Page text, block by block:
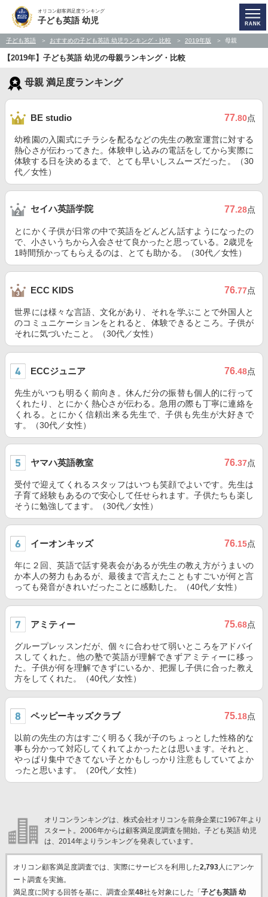
オリコン顧客満足度ランキング
子ども英語 幼児
子ども英語 おすすめの子ども英語 幼児ランキング・比較 2019年版 母親
【2019年】子ども英語 幼児の母親ランキング・比較
母親 満足度ランキング
BE studio 77.80点
幼稚園の入園式にチラシを配るなどの先生の教室運営に対する
熱心さが伝わってきた。体験申し込みの電話をしてから実際に
体験する日を決めるまで、とても早いしスムーズだった。（30
代／女性）
セイハ英語学院 77.28点
とにかく子供が日常の中で英語をどんどん話すようになったの
で、小さいうちから入会させて良かったと思っている。2歳児を
1時間預かってもらえるのは、とても助かる。（30代／女性）
ECC KIDS 76.77点
世界には様々な言語、文化があり、それを学ぶことで外国人と
のコミュニケーションをとれると、体験できるところ。子供が
それに気づいたこと。（30代／女性）
ECCジュニア 76.48点
先生がいつも明るく前向き。休んだ分の振替も個人的に行って
くれたり、とにかく熱心さが伝わる。急用の際も丁寧に連絡を
くれる。とにかく信頼出来る先生で、子供も先生が大好きで
す。（30代／女性）
ヤマハ英語教室 76.37点
受付で迎えてくれるスタッフはいつも笑顔でよいです。先生は
子育て経験もあるので安心して任せられます。子供たちも楽し
そうに勉強してます。（30代／女性）
イーオンキッズ 76.15点
年に２回、英語で話す発表会があるが先生の教え方がうまいの
か本人の努力もあるが、最後まで言えたこともすごいが何と言
っても発音がきれいだったことに感動した。（40代／女性）
アミティー 75.68点
グループレッスンだが、個々に合わせて弱いところをアドバイ
スしてくれた。他の塾で英語が理解できずアミティーに移っ
た。子供が何を理解できずにいるか、把握し子供に合った教え
方をしてくれた。（40代／女性）
ペッピーキッズクラブ 75.18点
以前の先生の方はすごく明るく我が子のちょっとした性格的な
事も分かって対応してくれてよかったとは思います。それと、
やっぱり集中できてない子とかもしっかり注意もしていてよか
ったと思います。（20代／女性）
オリコンランキングは、株式会社オリコンを前身企業に1967年より
スタート。2006年からは顧客満足度調査を開始。子ども英語 幼児
は、2014年よりランキングを発表しています。
オリコン顧客満足度調査では、実際にサービスを利用した2,793人にアンケ
ート調査を実施。
満足度に関する回答を基に、調査企業48社を対象にした「 子ども英語 幼